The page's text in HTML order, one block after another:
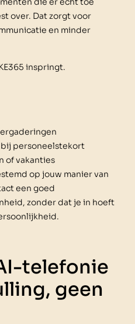
over. Dat zorgt voor
en minder
inspringt.
personeelstekort
of vakanties
op jouw manier van
een goed
zonder dat je in hoeft
telefonie
geen